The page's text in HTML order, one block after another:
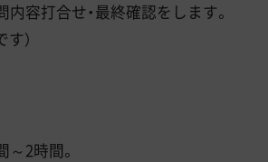
内容打合せ・最終確認をします。
）
2時間。